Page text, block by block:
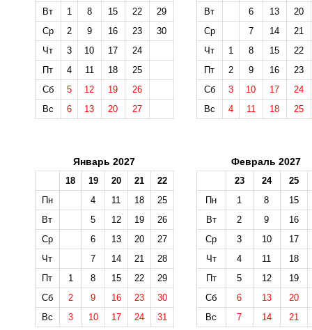
Вт
1 8 15 22
29
Ср
2 9 16 23
30
Чт
3 10 17
24
Пт
4 11 18
25
Сб
5 12 19
26
Вс
6 13 20 27
Вт
6 13
20
Ср
7 14
21
Чт
1 8 15
22
Пт
2 9 16
23
Сб
3 10 17
24
Вс
4 11 18 25
Январь 2027
18 19 20 21
22
Пн
4 11 18
25
Вт
5 12 19
26
Ср
6 13 20
27
Чт
7 14 21
28
Пт
1 8 15 22
29
Сб
2 9 16 23
30
Вс
3 10 17 24 31
Февраль 2027
23 24
25
Пн
1 8
15
Вт
2 9
16
Ср
3 10
17
Чт
4 11
18
Пт
5 12
19
Сб
6 13
20
Вс
7 14 21